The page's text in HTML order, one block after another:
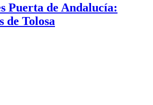
Puerta de Andalucía:
de Tolosa